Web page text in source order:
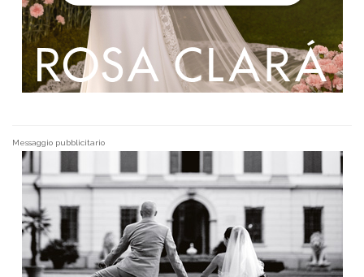
Messaggio pubblicitario